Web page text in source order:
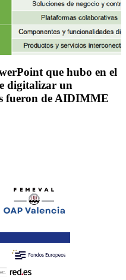
que hubo en el
digitalizar un
fueron de AIDIMME